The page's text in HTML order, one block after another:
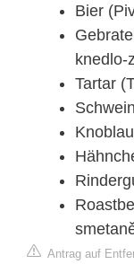
Bier
knedlo-
Tartar
Antrag auf